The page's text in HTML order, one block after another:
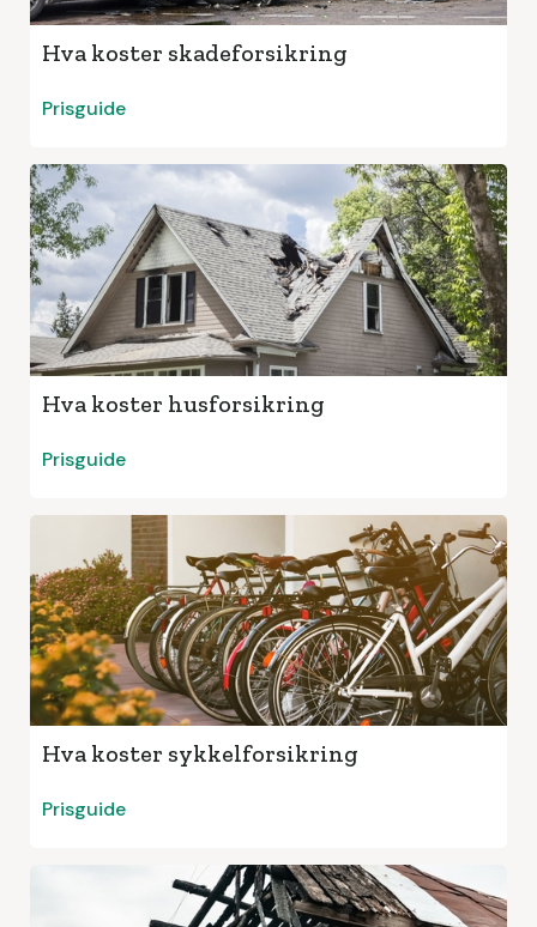
Hva koster skadeforsikring
Prisguide
Hva koster husforsikring
Prisguide
Hva koster sykkelforsikring
Prisguide